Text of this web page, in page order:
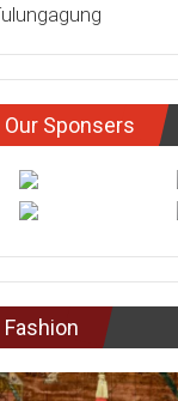
Our Sponsers
Fashion